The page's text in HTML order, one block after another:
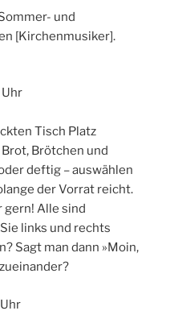
und
[Kirchenmusiker].
Tisch Platz
Brötchen und
deftig – auswählen
der Vorrat reicht.
gern! Alle sind
links und rechts
Sagt man dann »Moin,